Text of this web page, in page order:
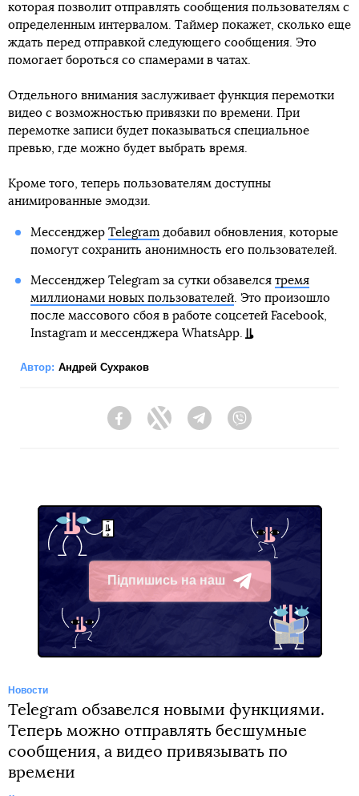
которая позволит отправлять сообщения пользователям с
определенным интервалом. Таймер покажет, сколько еще
ждать перед отправкой следующего сообщения. Это
помогает бороться со спамерами в чатах.
Отдельного внимания заслуживает функция перемотки
видео с возможностью привязки по времени. При
перемотке записи будет показываться специальное
превью, где можно будет выбрать время.
Кроме того, теперь пользователям доступны
анимированные эмодзи.
Мессенджер Telegram добавил обновления, которые
помогут сохранить анонимность его пользователей.
Мессенджер Telegram за сутки обзавелся тремя
миллионами новых пользователей. Это произошло
после массового сбоя в работе соцсетей Facebook,
Instagram и мессенджера WhatsApp.
Автор: Андрей Сухраков
FacebookTwitter Telegram
Підпишись на наш
Telegram
Новости
Telegram обзавелся новыми функциями.
Теперь можно отправлять бесшумные
сообщения, а видео привязывать по
времени